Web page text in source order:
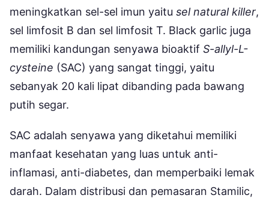
meningkatkan sel-sel imun yaitu sel natural killer,
sel limfosit B dan sel limfosit T. Black garlic juga
memiliki kandungan senyawa bioaktif S-allyl-L-
cysteine (SAC) yang sangat tinggi, yaitu
sebanyak 20 kali lipat dibanding pada bawang
putih segar.
SAC adalah senyawa yang diketahui memiliki
manfaat kesehatan yang luas untuk anti-
inflamasi, anti-diabetes, dan memperbaiki lemak
darah. Dalam distribusi dan pemasaran Stamilic,